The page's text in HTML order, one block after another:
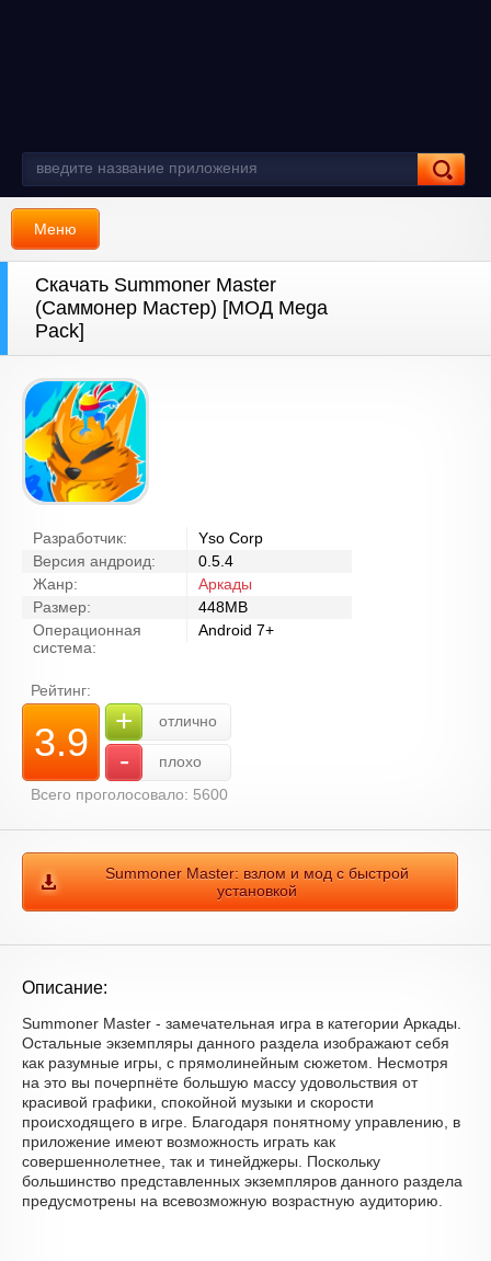
Меню
Скачать Summoner Master
(Саммонер Мастер) [МОД Mega
Pack]
Разработчик:
Yso Corp
Версия андроид:
0.5.4
Жанр:
Аркады
Размер:
448MB
Операционная
система:
Android 7+
Рейтинг:
3.9 + отлично
-
плохо
Всего проголосовало: 5600
Summoner Master: взлом и мод с быстрой
установкой
Описание:
Summoner Master - замечательная игра в категории Аркады.
Остальные экземпляры данного раздела изображают себя
как разумные игры, с прямолинейным сюжетом. Несмотря
на это вы почерпнёте большую массу удовольствия от
красивой графики, спокойной музыки и скорости
происходящего в игре. Благодаря понятному управлению, в
приложение имеют возможность играть как
совершеннолетнее, так и тинейджеры. Поскольку
большинство представленных экземпляров данного раздела
предусмотрены на всевозможную возрастную аудиторию.